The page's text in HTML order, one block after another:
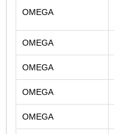
OMEGA
OMEGA
OMEGA
OMEGA
OMEGA